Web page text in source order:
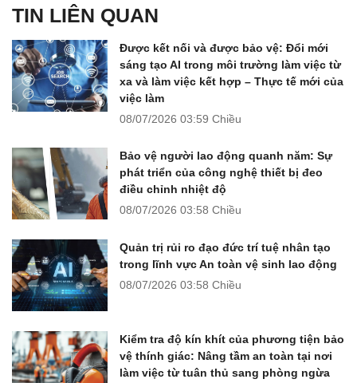
TIN LIÊN QUAN
Được kết nối và được bảo vệ: Đổi mới
sáng tạo AI trong môi trường làm việc từ
xa và làm việc kết hợp – Thực tế mới của
việc làm
08/07/2026 03:59 Chiều
Bảo vệ người lao động quanh năm: Sự
phát triển của công nghệ thiết bị đeo
điều chỉnh nhiệt độ
08/07/2026 03:58 Chiều
Quản trị rủi ro đạo đức trí tuệ nhân tạo
trong lĩnh vực An toàn vệ sinh lao động
08/07/2026 03:58 Chiều
Kiểm tra độ kín khít của phương tiện bảo
vệ thính giác: Nâng tầm an toàn tại nơi
làm việc từ tuân thủ sang phòng ngừa